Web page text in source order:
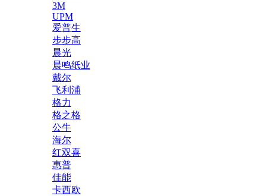
3M
UPM
爱普生
步步高
晨光
晨鸣纸业
戴尔
飞利浦
格力
格之格
公牛
海尔
红双喜
惠普
佳能
卡西欧